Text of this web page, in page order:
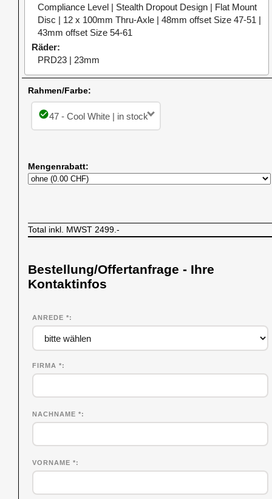
Compliance Level | Stealth Dropout Design | Flat Mount
Disc | 12 x 100mm Thru-Axle | 48mm offset Size 47-51 |
43mm offset Size 54-61
Räder
PRD23 | 23mm
Rahmen/Farbe:
check_circle47 - Cool White | in stock
Mengenrabatt:
Total inkl. MWST 2499.-
Bestellung/Offertanfrage - Ihre
Kontaktinfos
ANREDE *
FIRMA *
NACHNAME *
VORNAME *